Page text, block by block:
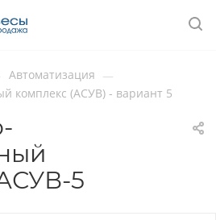
Автоматизация —
комплекс (АСУВ) - вариант 5
5